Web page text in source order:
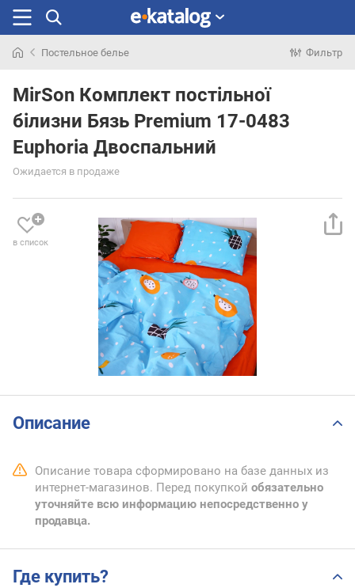
раньше
Постельное белье Фильтр
MirSon Комплект постільної
білизни Бязь Premium 17-0483
Euphoria Двоспальний
Ожидается в продаже
в список
Описание
Описание товара сформировано на базе данных из
интернет-магазинов. Перед покупкой обязательно
уточняйте всю информацию непосредственно у
продавца.
Где купить?